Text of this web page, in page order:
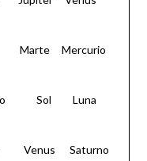
Mercurio
Sol Luna
Venus Saturno